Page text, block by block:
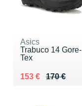
Asics
Trabuco 14 Gore-
Tex
170 €
Au lieu de 170 €
153 €
Vendu 153 €